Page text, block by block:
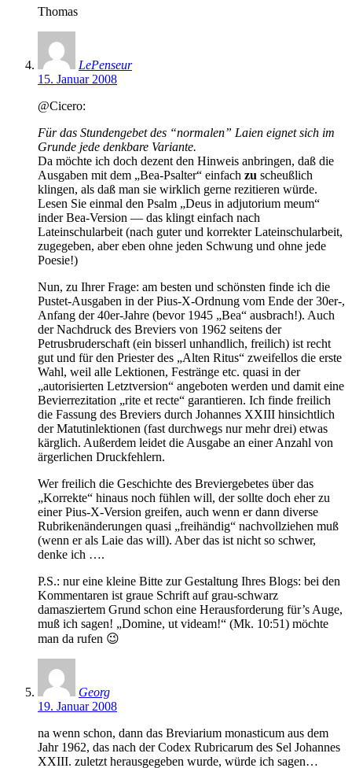
Thomas
LePenseur
15. Januar 2008
@Cicero:
Für das Stundengebet des “normalen” Laien eignet sich im
Grunde jede denkbare Variante.
Da möchte ich doch dezent den Hinweis anbringen, daß die
Ausgaben mit dem „Bea-Psalter“ einfach zu scheußlich
klingen, als daß man sie wirklich gerne rezitieren würde.
Lesen Sie einmal den Psalm „Deus in adjutorium meum“
inder Bea-Version — das klingt einfach nach
Lateinschularbeit (nach guter und korrekter Lateinschularbeit,
zugegeben, aber eben ohne jeden Schwung und ohne jede
Poesie!)
Nun, zu Ihrer Frage: am besten und schönsten finde ich die
Pustet-Ausgaben in der Pius-X-Ordnung vom Ende der 30er-,
Anfang der 40er-Jahre (bevor 1945 „Bea“ ausbrach!). Auch
der Nachdruck des Breviers von 1962 seitens der
Petrusbruderschaft (ein bisserl unhandlich, freilich) ist recht
gut und für den Priester des „Alten Ritus“ zweifellos die erste
Wahl, weil alle Lektionen, Festränge etc. quasi in der
„autorisierten Letztversion“ angeboten werden und damit eine
Bevierrezitation „rite et recte“ garantieren. Ich finde freilich
die Fassung des Breviers durch Johannes XXIII hinsichtlich
der Matutinlektionen (fast durchwegs nur mehr drei) etwas
kärglich. Außerdem leidet die Ausgabe an einer Anzahl von
ärgerlichen Druckfehlern.
Wer freilich die Geschichte des Breviergebetes über das
„Korrekte“ hinaus noch fühlen will, der sollte doch eher zu
einer Pius-X-Version greifen, auch wenn er dann diverse
Rubrikenänderungen quasi „freihändig“ nachvollziehen muß
(wenn er als Laie das will). Aber das ist nicht so schwer,
denke ich ….
P.S.: nur eine kleine Bitte zur Gestaltung Ihres Blogs: bei den
Kommentaren ist graue Schrift auf grau-schwarz
damasziertem Grund schon eine Herausforderung für’s Auge,
muß ich sagen! „Domine, ut videam!“ (Mk. 10:51) möchte
man da rufen 😉
Georg
19. Januar 2008
na wenn schon, dann das Breviarium monasticum aus dem
Jahr 1962, das nach der Codex Rubricarum des Sel Johannes
XXIII. zuletzt herausgegeben wurde, würde ich sagen…